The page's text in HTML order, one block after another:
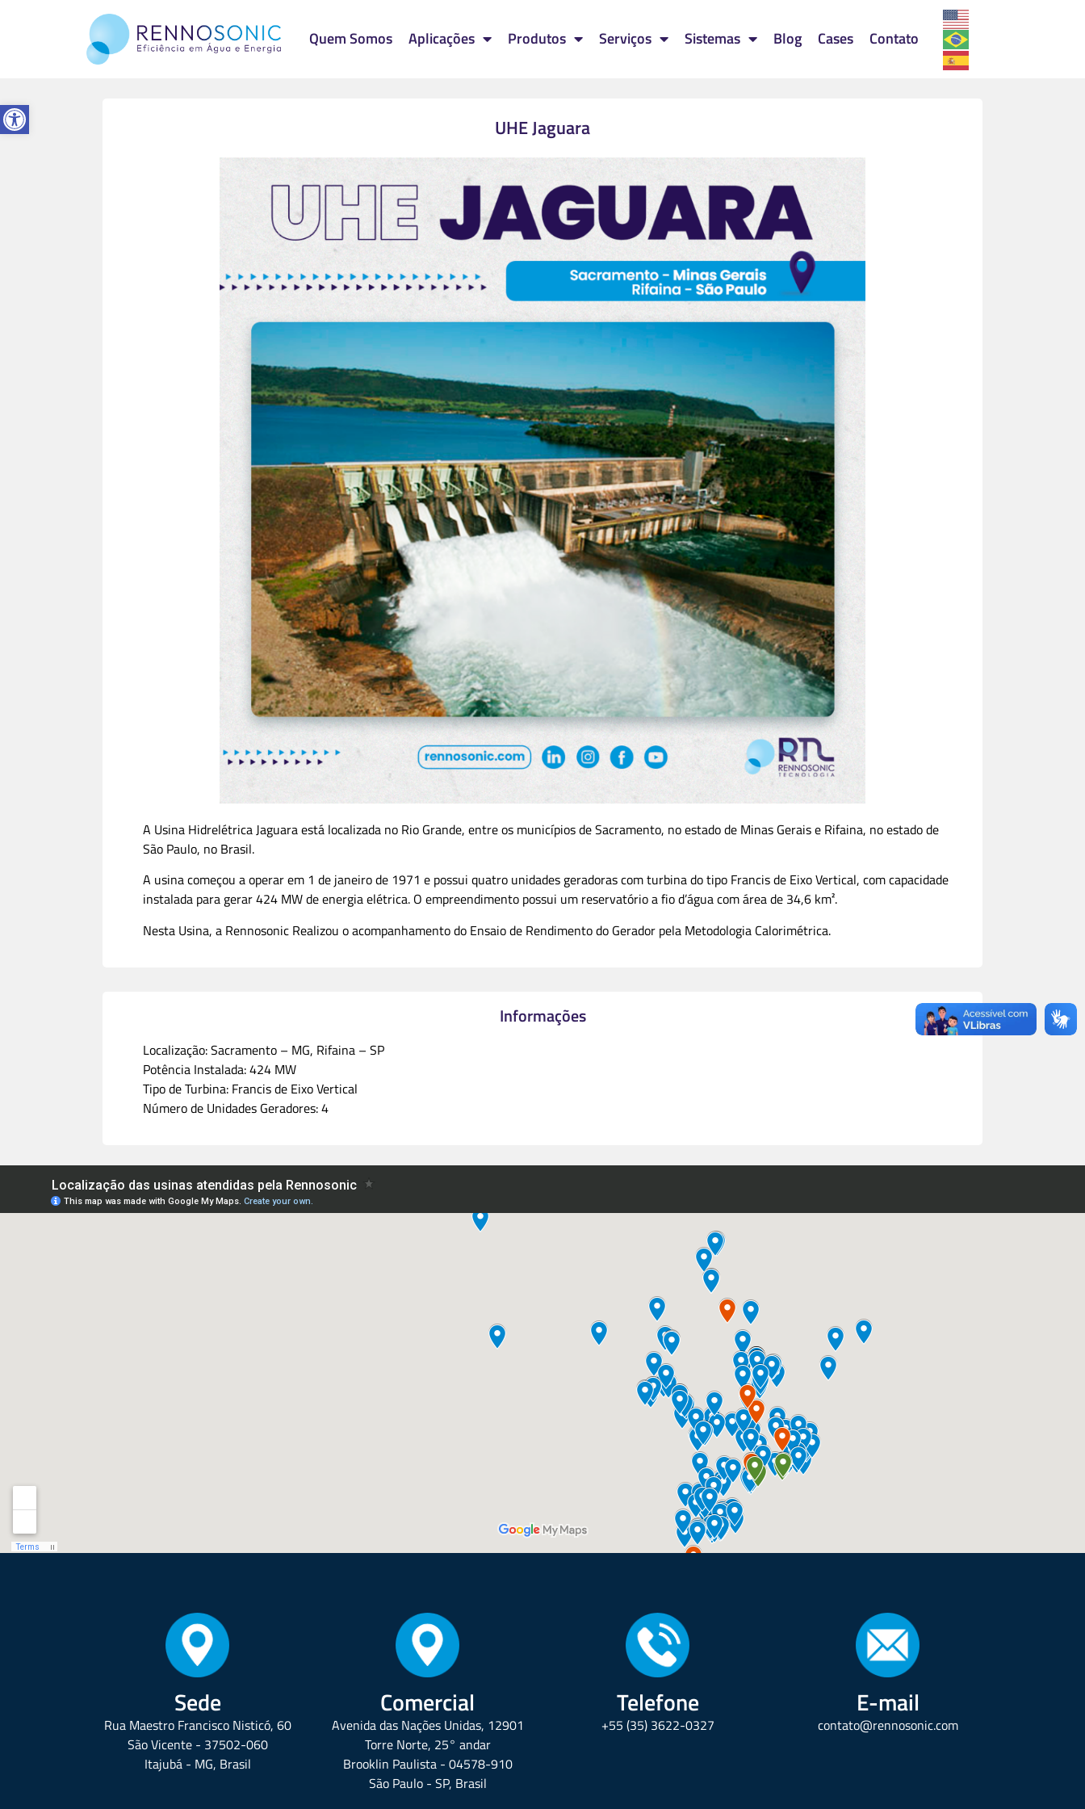
Abrir a barra de ferramentas
Quem Somos Aplicações Produtos Serviços Sistemas Blog Cases Contato
UHE Jaguara
A Usina Hidrelétrica Jaguara está localizada no Rio Grande, entre os municípios de Sacramento, no estado de Minas Gerais e Rifaina, no estado de
São Paulo, no Brasil.
A usina começou a operar em 1 de janeiro de 1971 e possui quatro unidades geradoras com turbina do tipo Francis de Eixo Vertical, com capacidade
instalada para gerar 424 MW de energia elétrica. O empreendimento possui um reservatório a fio d’água com área de 34,6 km².
Nesta Usina, a Rennosonic Realizou o acompanhamento do Ensaio de Rendimento do Gerador pela Metodologia Calorimétrica.
Informações
Localização: Sacramento – MG, Rifaina – SP
Potência Instalada: 424 MW
Tipo de Turbina: Francis de Eixo Vertical
Número de Unidades Geradores: 4
Sede
Rua Maestro Francisco Nisticó, 60
São Vicente - 37502-060
Itajubá - MG, Brasil
Comercial
Avenida das Nações Unidas, 12901
Torre Norte, 25° andar
Brooklin Paulista - 04578-910
São Paulo - SP, Brasil
Telefone
+55 (35) 3622-0327
E-mail
contato@rennosonic.com